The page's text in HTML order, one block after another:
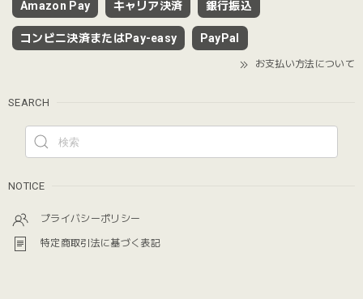
Amazon Pay キャリア決済 銀行振込
コンビニ決済またはPay-easy PayPal
お支払い方法について
SEARCH
NOTICE
プライバシーポリシー
特定商取引法に基づく表記